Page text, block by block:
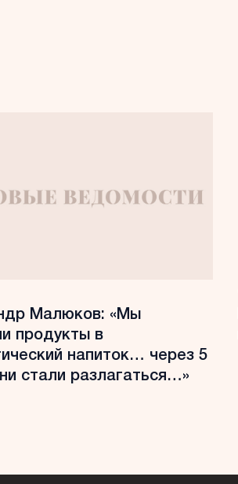
Малюков: «Мы
продукты в
напиток… через 5
стали разлагаться…»